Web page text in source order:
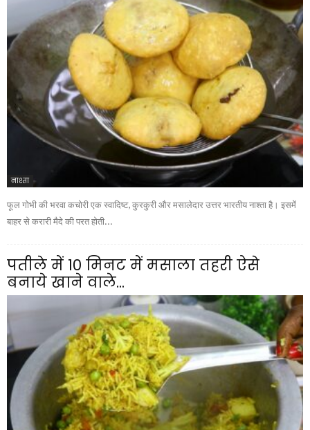
नाश्ता
फूल गोभी की भरवा कचोरी एक स्वादिष्ट, कुरकुरी और मसालेदार उत्तर भारतीय नाश्ता है। इसमें
बाहर से करारी मैदे की परत होती...
पतीले में 10 मिनट में मसाला तहरी ऐसे
बनाये खाने वाले...